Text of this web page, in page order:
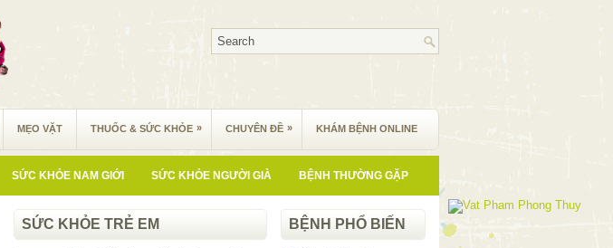
MẸO VẶT THUỐC & SỨC KHỎE » CHUYÊN ĐỀ » KHÁM BỆNH ONLINE
SỨC KHỎE NAM GIỚI SỨC KHỎE NGƯỜI GIÀ BỆNH THƯỜNG GẶP
SỨC KHỎE TRẺ EM BỆNH PHỔ BIẾN